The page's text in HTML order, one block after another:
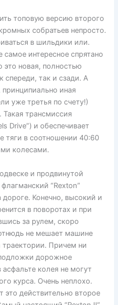
топовую версию второго
собратьев непросто.
в шильдики или.
самое интересное спрятано
новая, полностью
спереди, так и сзади. А
иная
уже третья по счету!)
трансмиссия
Drive”) и обеспечивает
тяги в соотношении 40:60
колесами.
и продвинутой
“Rexton”
дороге. Конечно, высокий и
в поворотах и при
за рулем, скоро
не мешает машине
траектории. Причем ни
дорожное
колея не могут
курса. Очень неплохо.
это действительно второе